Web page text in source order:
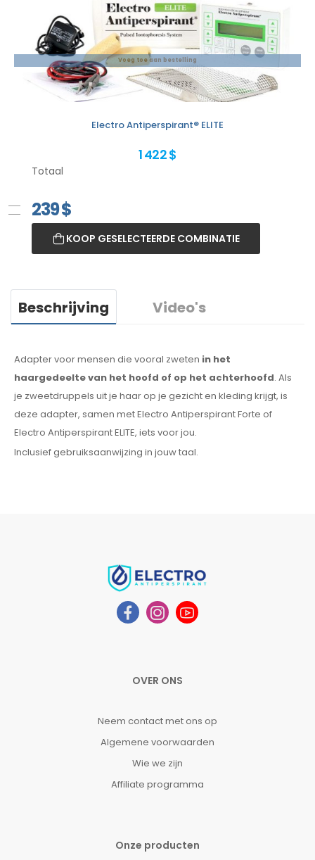
Voeg toe aan bestelling
Electro Antiperspirant® ELITE
1 422 $
Totaal
239$
KOOP GESELECTEERDE COMBINATIE
Beschrijving Video's
Adapter voor mensen die vooral zweten in het
haargedeeltevan het hoofd of op het achterhoofd. Als
je zweetdruppels uit je haarop je gezichten kleding krijgt, is
deze adapter, samen met Electro Antiperspirant Forte of
Electro Antiperspirant ELITE, iets voor jou.
Inclusief gebruiksaanwijzing in jouw taal.
OVER ONS
Neem contact met ons op
Algemene voorwaarden
Wie we zijn
Affiliate programma
Onze producten